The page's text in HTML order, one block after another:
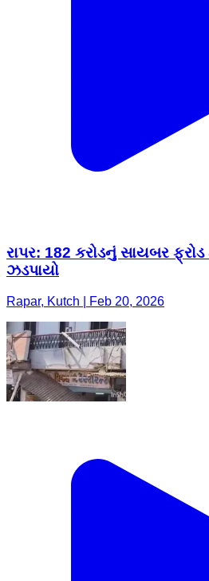
રાપર: 182 કરોડનું સાયબર ફ્રોડ
ઝડપાયો
Rapar, Kutch | Feb 20, 2026